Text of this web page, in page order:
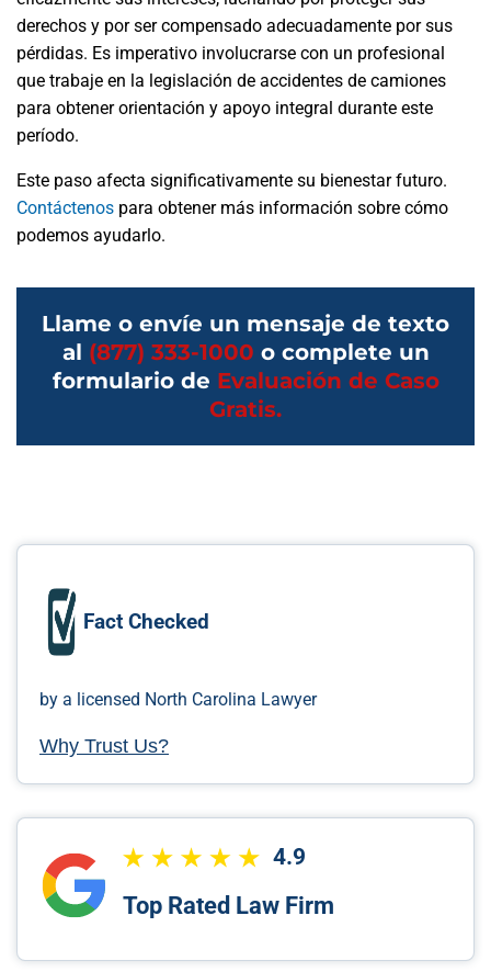
derechos y por ser compensado adecuadamente por sus
pérdidas. Es imperativo involucrarse con un profesional
que trabaje en la legislación de accidentes de camiones
para obtener orientación y apoyo integral durante este
período.
Este paso afecta significativamente su bienestar futuro.
Contáctenos para obtener más información sobre cómo
podemos ayudarlo.
Llame o envíe un mensaje de texto
al (877) 333-1000 o complete un
formulario de Evaluación de Caso
Gratis.
Fact Checked
by a licensed North Carolina Lawyer
Why Trust Us?
4.9
Top Rated Law Firm